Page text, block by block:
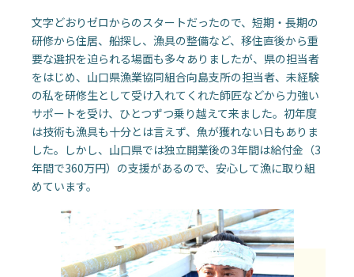
文字どおりゼロからのスタートだったので、短期・長期の
研修から住居、船探し、漁具の整備など、移住直後から重
要な選択を迫られる場面も多々ありましたが、県の担当者
をはじめ、山口県漁業協同組合向島支所の担当者、未経験
の私を研修生として受け入れてくれた師匠などから力強い
サポートを受け、ひとつずつ乗り越えて来ました。初年度
は技術も漁具も十分とは言えず、魚が獲れない日もありま
した。しかし、山口県では独立開業後の3年間は給付金（3
年間で360万円）の支援があるので、安心して漁に取り組
めています。